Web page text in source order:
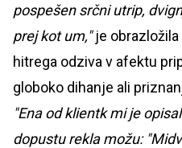
pospešen srčni utrip,
prej kot um,"je obrazložila
hitrega odziva v afektu
globoko dihanje ali
"Ena od klientk mi je
dopustu rekla možu: